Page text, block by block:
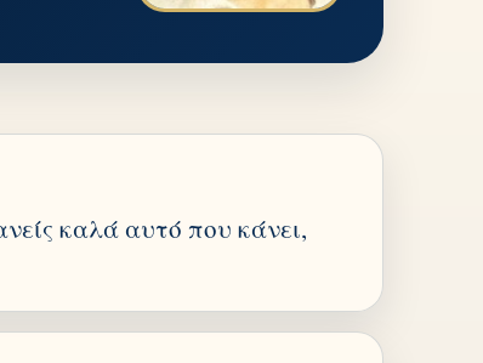
καλά αυτό που κάνει,